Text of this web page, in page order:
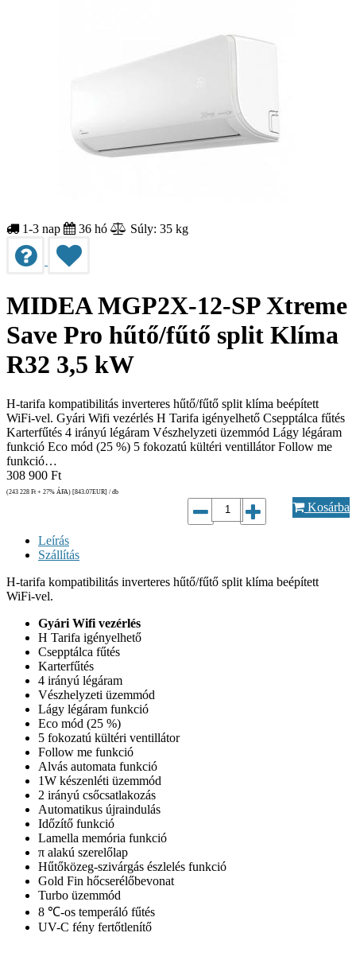
1-3 nap 36 hó Súly: 35 kg
MIDEA MGP2X-12-SP Xtreme
Save Pro hűtő/fűtő split Klíma
R32 3,5 kW
H-tarifa kompatibilitás inverteres hűtő/fűtő split klíma beépített
WiFi-vel. Gyári Wifi vezérlés H Tarifa igényelhető Csepptálca fűtés
Karterfűtés 4 irányú légáram Vészhelyzeti üzemmód Lágy légáram
funkció Eco mód (25 %) 5 fokozatú kültéri ventillátor Follow me
funkció…
308 900 Ft
(243 228 Ft + 27% ÁFA) [843.07EUR] / db
Kosárba
Leírás
Szállítás
H-tarifa kompatibilitás inverteres hűtő/fűtő split klíma beépített
WiFi-vel.
Gyári Wifi vezérlés
H Tarifa igényelhető
Csepptálca fűtés
Karterfűtés
4 irányú légáram
Vészhelyzeti üzemmód
Lágy légáram funkció
Eco mód (25 %)
5 fokozatú kültéri ventillátor
Follow me funkció
Alvás automata funkció
1W készenléti üzemmód
2 irányú csőcsatlakozás
Automatikus újraindulás
Időzítő funkció
Lamella memória funkció
π alakú szerelőlap
Hűtőközeg-szivárgás észlelés funkció
Gold Fin hőcserélőbevonat
Turbo üzemmód
8 ℃-os temperáló fűtés
UV-C fény fertőtlenítő